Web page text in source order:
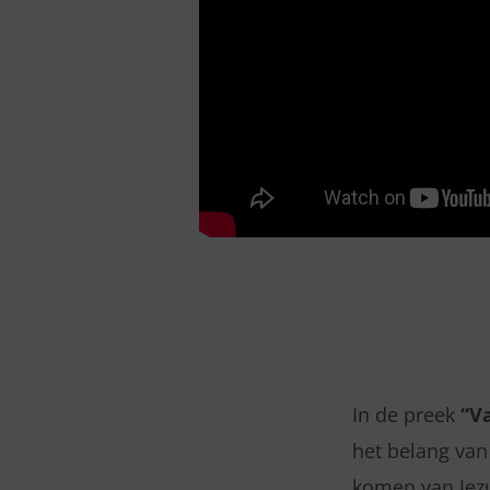
In de preek
het belang